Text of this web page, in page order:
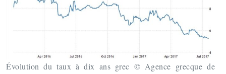
Évolution du taux à dix ans grec © Agence grecque de